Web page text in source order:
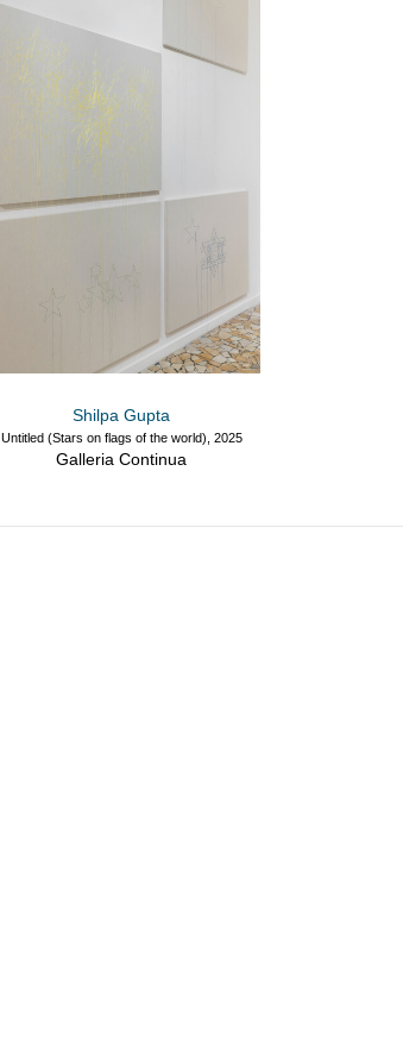
Shilpa Gupta
Untitled (Stars on flags of the world), 2025
Galleria Continua